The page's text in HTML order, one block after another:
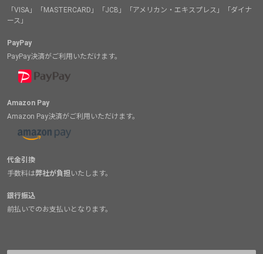
「VISA」「MASTERCARD」「JCB」「アメリカン・エキスプレス」「ダイナ
ース」
PayPay
PayPay決済がご利用いただけます。
Amazon Pay
Amazon Pay決済がご利用いただけます。
代金引換
手数料は弊社が負担いたします。
銀行振込
前払いでのお支払いとなります。